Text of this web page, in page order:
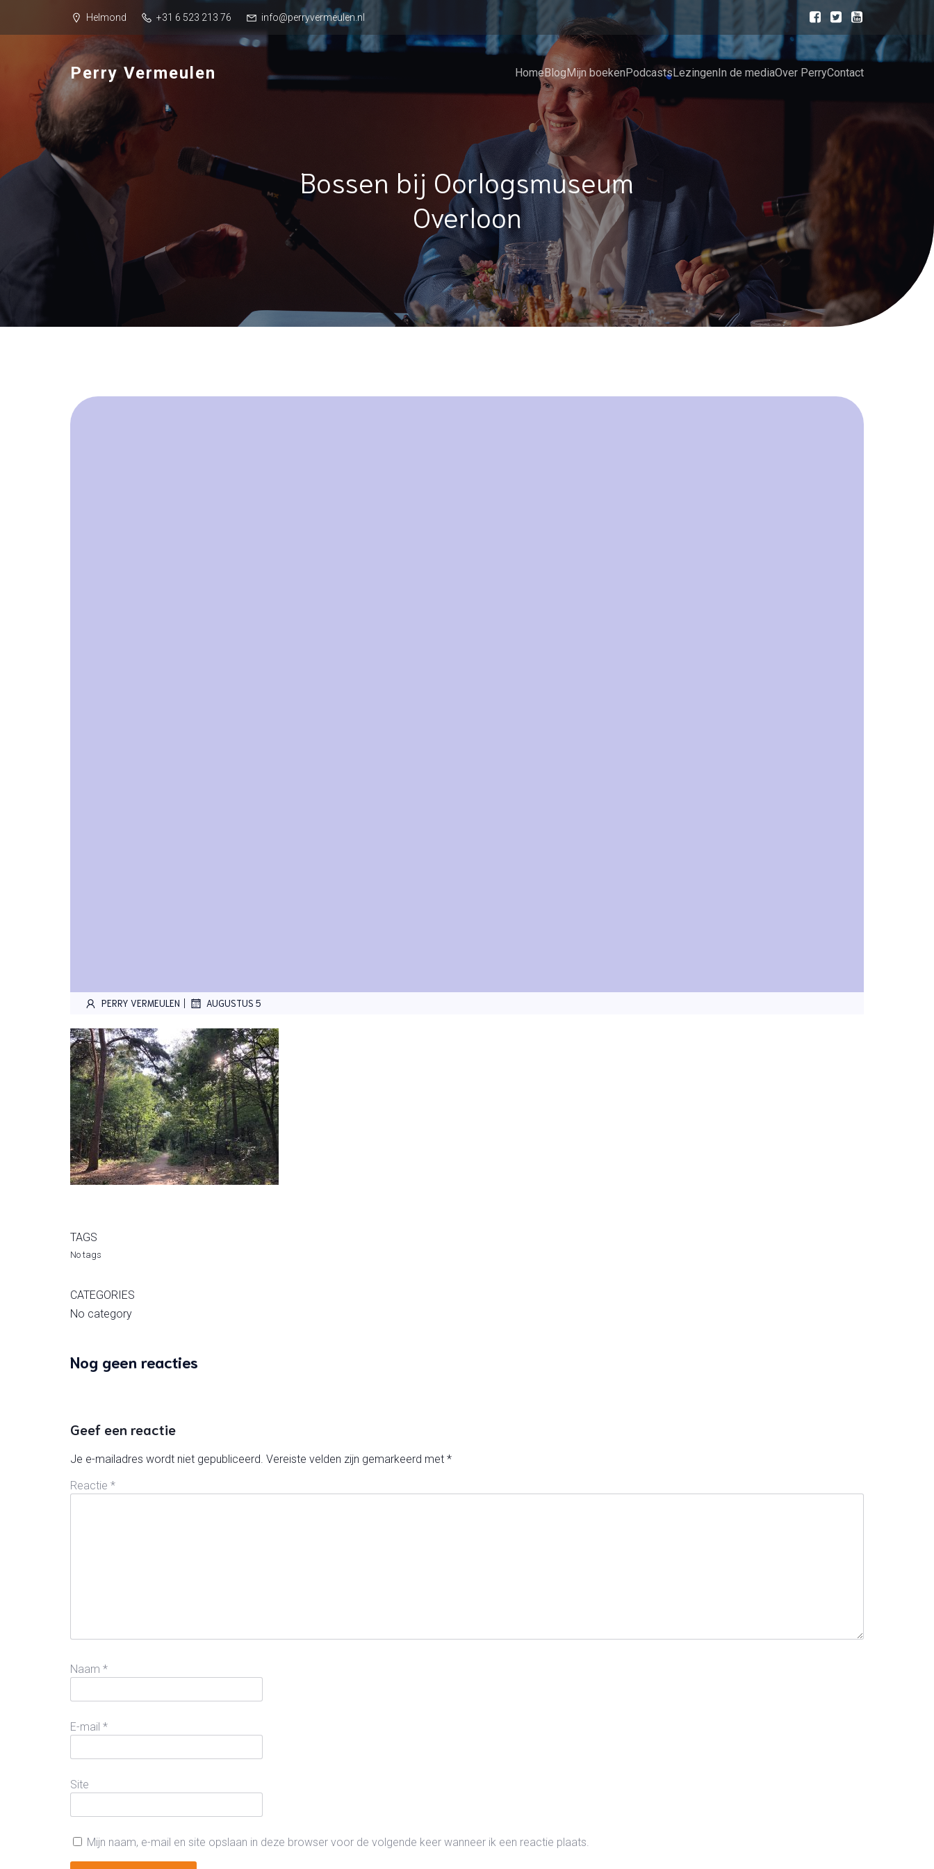
Helmond +31 6 523 213 76 info@perryvermeulen.nl
Perry Vermeulen HomeBlogMijn boekenPodcastsLezingenIn de mediaOver PerryContact
Bossen bij Oorlogsmuseum
Overloon
PERRY VERMEULEN | AUGUSTUS 5
TAGS
No tags
CATEGORIES
No category
Nog geen reacties
Geef een reactie
Je e-mailadres wordt niet gepubliceerd. Vereiste velden zijn gemarkeerd met *
Reactie *
Naam *
E-mail *
Site
Mijn naam, e-mail en site opslaan in deze browser voor de volgende keer wanneer ik een reactie plaats.